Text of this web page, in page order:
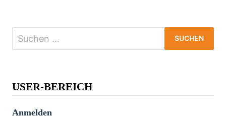
Suchen
USER-BEREICH
Anmelden